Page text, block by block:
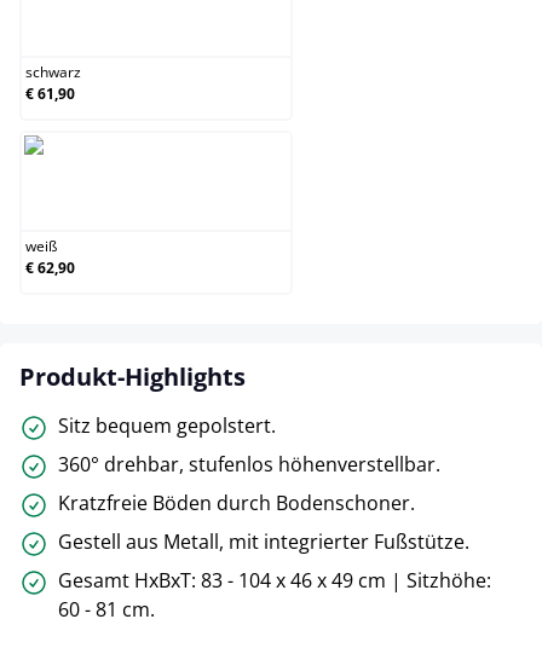
schwarz
€ 61,90
weiß
€ 62,90
Produkt-Highlights
Sitz bequem gepolstert.
360° drehbar, stufenlos höhenverstellbar.
Kratzfreie Böden durch Bodenschoner.
Gestell aus Metall, mit integrierter Fußstütze.
Gesamt HxBxT: 83 - 104 x 46 x 49 cm | Sitzhöhe:
60 - 81 cm.